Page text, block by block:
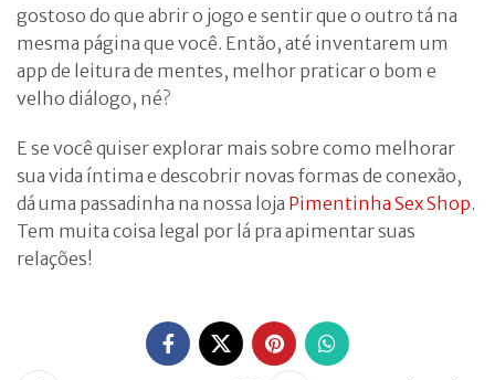
gostoso do que abrir o jogo e sentir que o outro tá na
mesma página que você. Então, até inventarem um
app de leitura de mentes, melhor praticar o bom e
velho diálogo, né?
E se você quiser explorar mais sobre como melhorar
sua vida íntima e descobrir novas formas de conexão,
dá uma passadinha na nossa loja Pimentinha Sex Shop.
Tem muita coisa legal por lá pra apimentar suas
relações!